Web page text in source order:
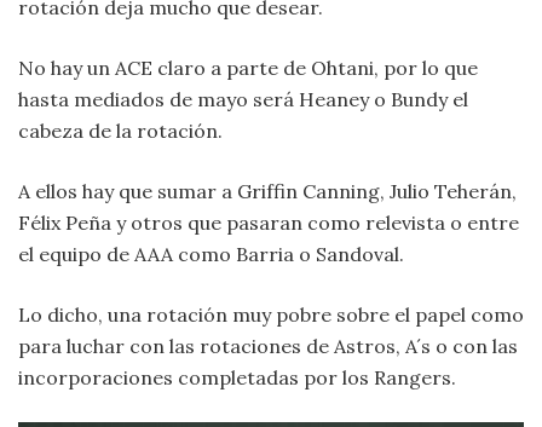
rotación deja mucho que desear.
No hay un ACE claro a parte de Ohtani, por lo que
hasta mediados de mayo será Heaney o Bundy el
cabeza de la rotación.
A ellos hay que sumar a Griffin Canning, Julio Teherán,
Félix Peña y otros que pasaran como relevista o entre
el equipo de AAA como Barria o Sandoval.
Lo dicho, una rotación muy pobre sobre el papel como
para luchar con las rotaciones de Astros, A´s o con las
incorporaciones completadas por los Rangers.